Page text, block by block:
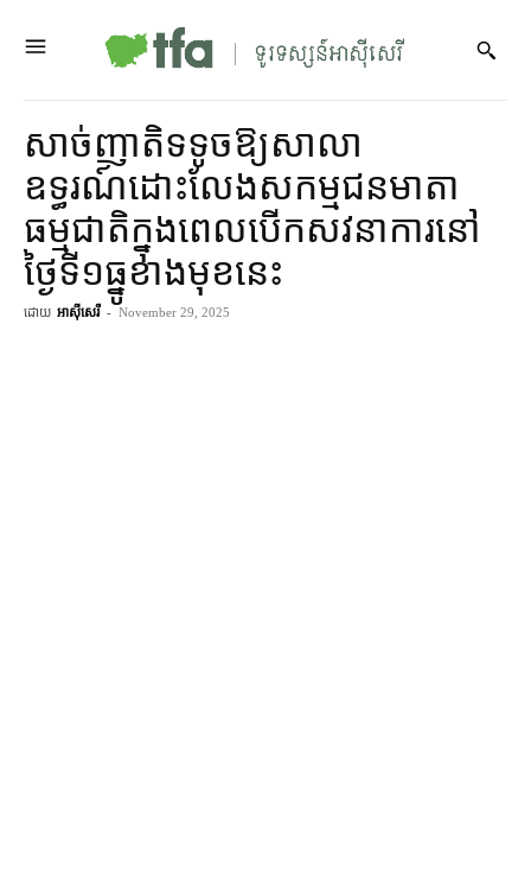
សាច់ញាតិទទូចឱ្យសាលា
ឧទ្ធរណ៍ដោះលែងសកម្មជនមាតា
ធម្មជាតិក្នុងពេលបើកសវនាការនៅ
ថ្ងៃទី១ធ្នូខាងមុខនេះ
ដោយ អាស៊ីសេរី - November 29, 2025